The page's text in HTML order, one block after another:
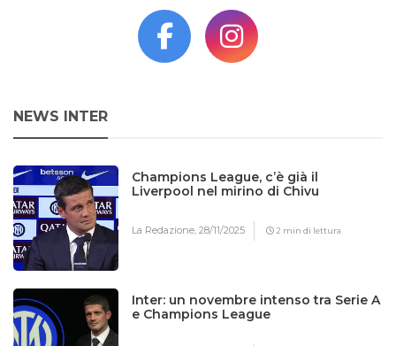
NEWS INTER
Champions League, c’è già il
Liverpool nel mirino di Chivu
La Redazione,28/11/2025 2 min di lettura
Inter: un novembre intenso tra Serie A
e Champions League